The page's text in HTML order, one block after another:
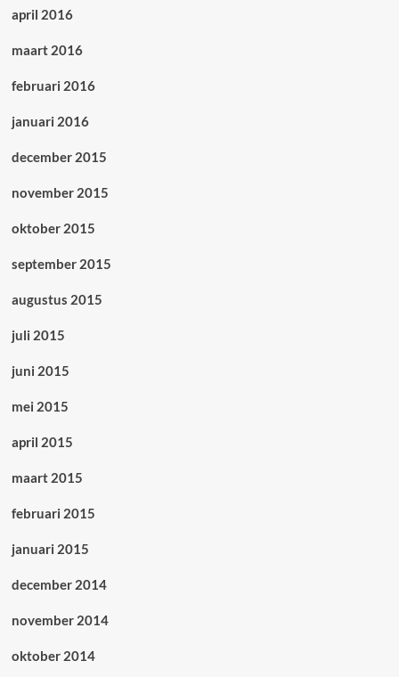
april 2016
maart 2016
februari 2016
januari 2016
december 2015
november 2015
oktober 2015
september 2015
augustus 2015
juli 2015
juni 2015
mei 2015
april 2015
maart 2015
februari 2015
januari 2015
december 2014
november 2014
oktober 2014